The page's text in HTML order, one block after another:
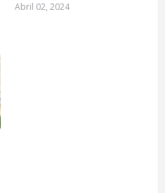
Abril 02, 2024